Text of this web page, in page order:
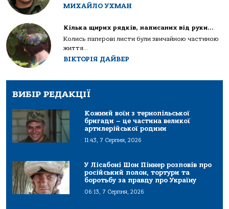
МИХАЙЛО УХМАН
Кілька щирих рядків, написаних від руки…
Колись паперові листи були звичайною частиною
життя...
ВІКТОРІЯ ДАЙВЕР
ВИБІР РЕДАКЦІЇ
Кожний воїн з тернопільської
бригади – це частина великої
артилерійської родини
11:43, 7 Серпня, 2026
У Лісабоні Шон Піннер розповів про
російський полон, тортури та
боротьбу за правду про Україну
06:13, 7 Серпня, 2026